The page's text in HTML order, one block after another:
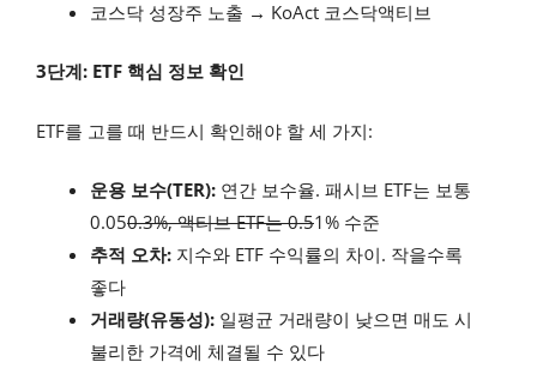
코스닥 성장주 노출 → KoAct 코스닥액티브
3단계: ETF 핵심 정보 확인
ETF를 고를 때 반드시 확인해야 할 세 가지:
운용 보수(TER): 연간 보수율. 패시브 ETF는 보통
0.050.3%, 액티브 ETF는 0.51% 수준
추적 오차: 지수와 ETF 수익률의 차이. 작을수록
좋다
거래량(유동성): 일평균 거래량이 낮으면 매도 시
불리한 가격에 체결될 수 있다